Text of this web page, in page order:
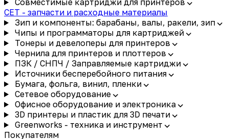
Совместимые картриджи для принтеров
CET - запчасти и расходные материалы
Зип и компоненты: барабаны, валы, ракели, зип
Чипы и программаторы для картриджей
Тонеры и девелоперы для принтеров
Чернила для принтеров и плоттеров
ПЗК / СНПЧ / Заправляемые картриджи
Источники бесперебойного питания
Бумага, фольга, винил, пленки
Сетевое оборудование
Офисное оборудование и электроника
3D принтеры и пластик для 3D печати
Greenworks - техника и инструмент
Покупателям